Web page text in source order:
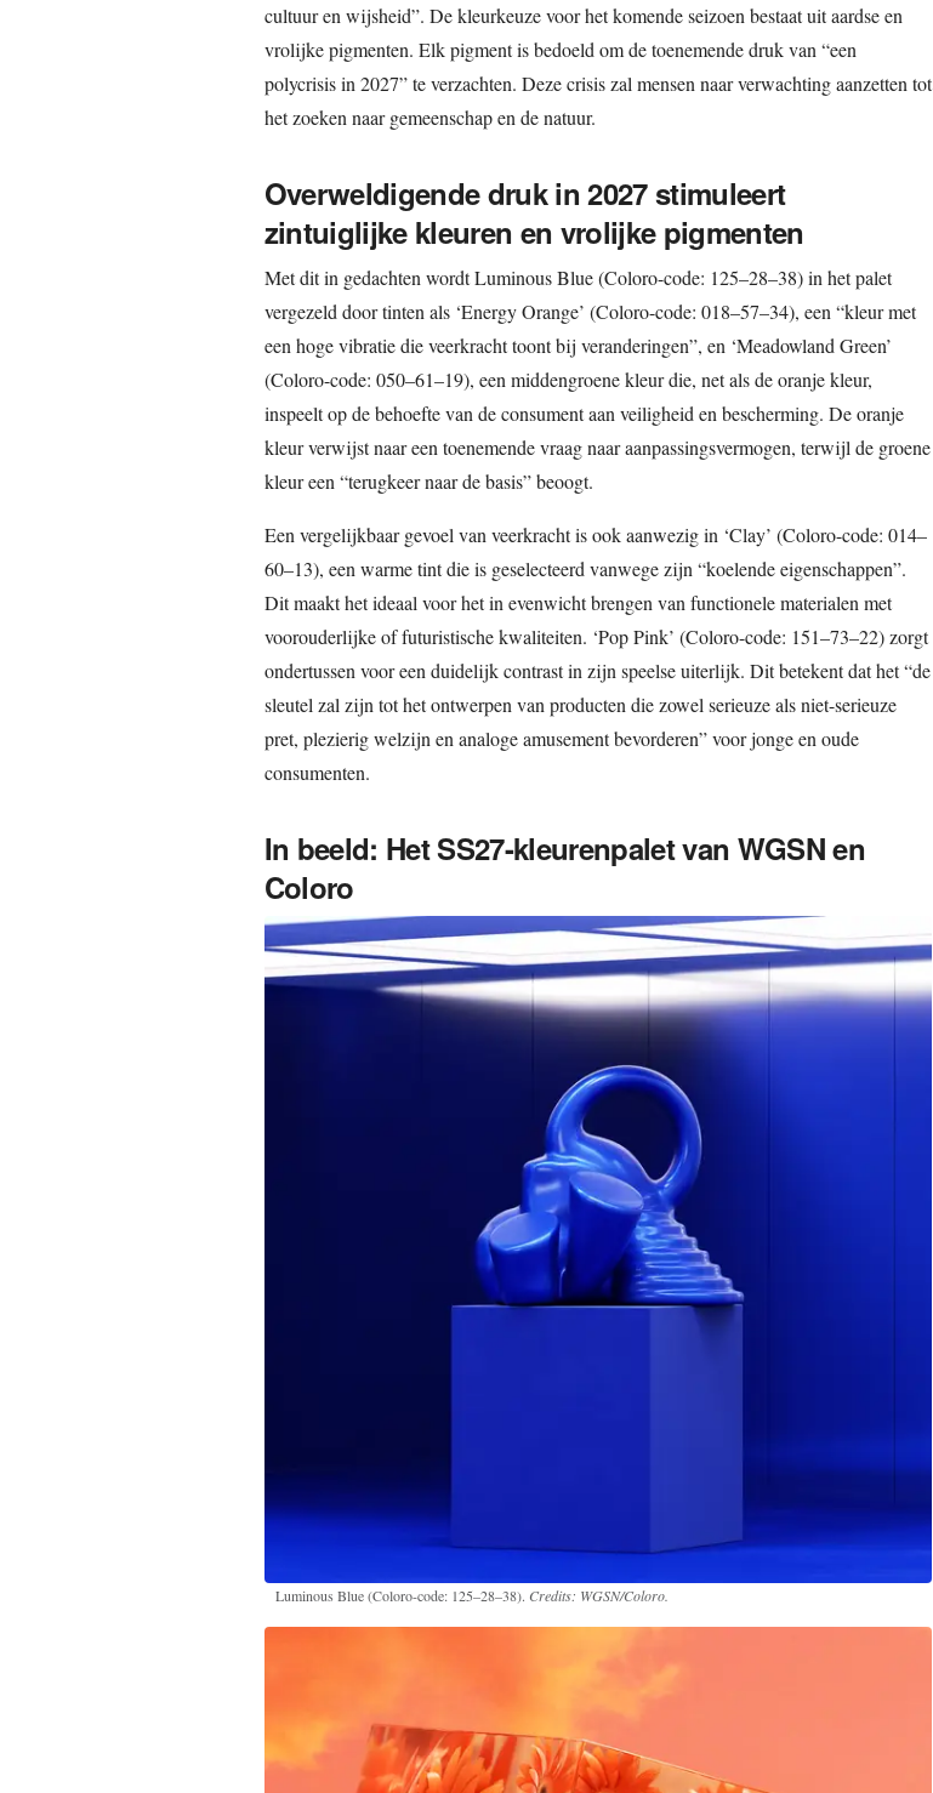
cultuur en wijsheid”. De kleurkeuze voor het komende seizoen bestaat uit aardse en
vrolijke pigmenten. Elk pigment is bedoeld om de toenemende druk van “een
polycrisis in 2027” te verzachten. Deze crisis zal mensen naar verwachting aanzetten tot
het zoeken naar gemeenschap en de natuur.
Overweldigende druk in 2027 stimuleert
zintuiglijke kleuren en vrolijke pigmenten
Met dit in gedachten wordt Luminous Blue (Coloro-code: 125–28–38) in het palet
vergezeld door tinten als ‘Energy Orange’ (Coloro-code: 018–57–34), een “kleur met
een hoge vibratie die veerkracht toont bij veranderingen”, en ‘Meadowland Green’
(Coloro-code: 050–61–19), een middengroene kleur die, net als de oranje kleur,
inspeelt op de behoefte van de consument aan veiligheid en bescherming. De oranje
kleur verwijst naar een toenemende vraag naar aanpassingsvermogen, terwijl de groene
kleur een “terugkeer naar de basis” beoogt.
Een vergelijkbaar gevoel van veerkracht is ook aanwezig in ‘Clay’ (Coloro-code: 014–
60–13), een warme tint die is geselecteerd vanwege zijn “koelende eigenschappen”.
Dit maakt het ideaal voor het in evenwicht brengen van functionele materialen met
voorouderlijke of futuristische kwaliteiten. ‘Pop Pink’ (Coloro-code: 151–73–22) zorgt
ondertussen voor een duidelijk contrast in zijn speelse uiterlijk. Dit betekent dat het “de
sleutel zal zijn tot het ontwerpen van producten die zowel serieuze als niet-serieuze
pret, plezierig welzijn en analoge amusement bevorderen” voor jonge en oude
consumenten.
In beeld: Het SS27-kleurenpalet van WGSN en
Coloro
Luminous Blue (Coloro-code: 125–28–38). Credits: WGSN/Coloro.